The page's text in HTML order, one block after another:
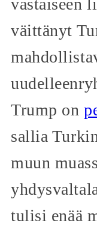
vastaiseen
väittänyt
Trump on
sallia
muun
tulisi enää